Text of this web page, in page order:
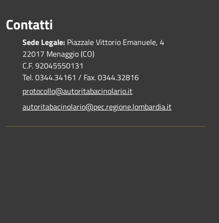
Contatti
Sede Legale: Piazzale Vittorio Emanuele, 4
22017 Menaggio (CO)
C.F. 92045550131
Tel. 0344.34161 / Fax. 0344.32816
protocollo@autoritabacinolario.it
autoritabacinolario@pec.regione.lombardia.it